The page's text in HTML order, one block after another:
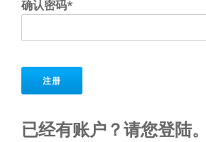
确认密码*
No val
已经有账户？请您登陆。